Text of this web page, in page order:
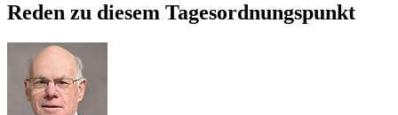
Reden zu diesem Tagesordnungspunkt